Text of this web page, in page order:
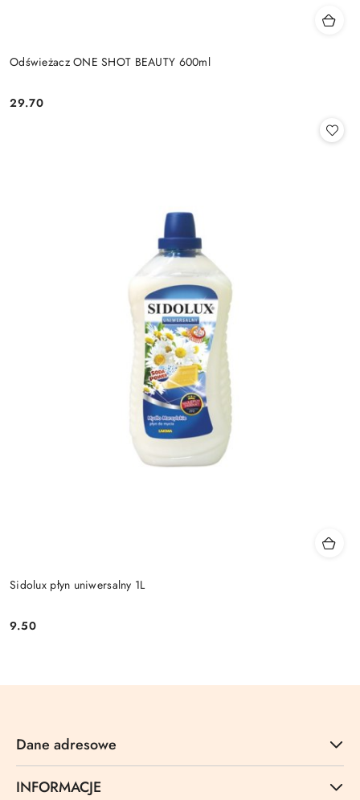
Odświeżacz ONE SHOT BEAUTY 600ml
Cena:
29.70
Sidolux płyn uniwersalny 1L
Cena:
9.50
Dane adresowe
INFORMACJE